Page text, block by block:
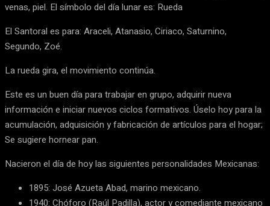
venas, piel. El símbolo del día lunar es: Rueda
El Santoral es para: Araceli, Atanasio, Ciriaco, Saturnino,
Segundo, Zoé.
La rueda gira, el movimiento continúa.
Este es un buen día para trabajar en grupo, adquirir nueva
información e iniciar nuevos ciclos formativos. Úselo hoy para la
acumulación, adquisición y fabricación de artículos para el hogar;
Se sugiere hornear pan.
Nacieron el día de hoy las siguientes personalidades Mexicanas:
1895: José Azueta Abad, marino mexicano.
1940: Chóforo (Raúl Padilla), actor y comediante mexicano